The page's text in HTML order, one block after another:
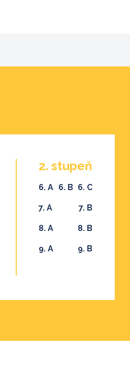
2. stupeň
6. A 6. B 6. C
7. A 7. B
8. A 8. B
9. A 9. B